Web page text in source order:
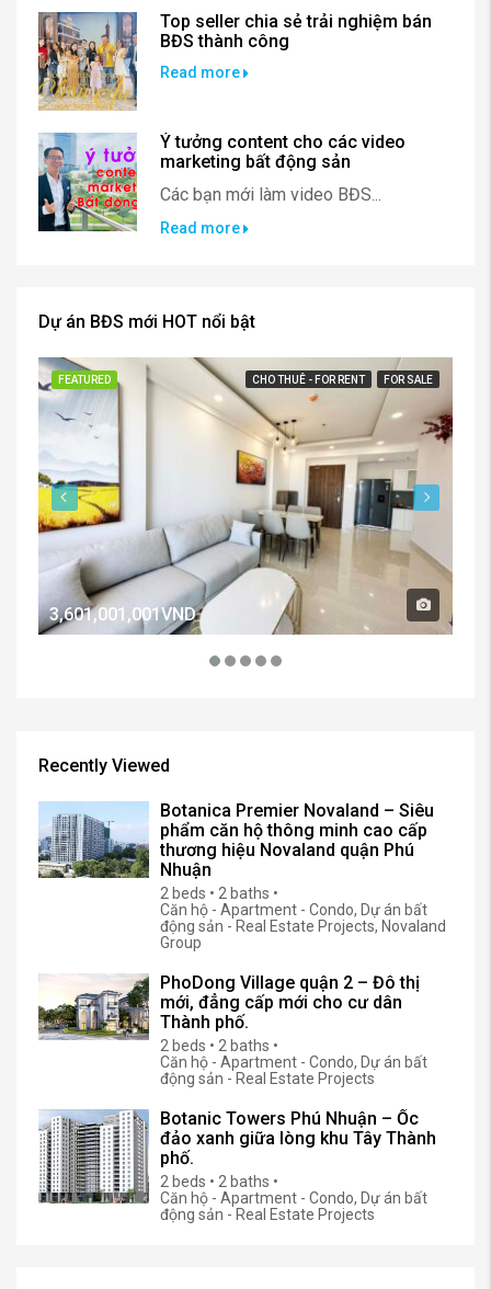
Top seller chia sẻ trải nghiệm bán
BĐS thành công
Read more
Ý tưởng content cho các video
marketing bất động sản
Các bạn mới làm video BĐS...
Read more
Dự án BĐS mới HOT nổi bật
FEATURED CHO THUÊ - FOR RENT FOR SALE
3,601,001,001VND
Recently Viewed
Botanica Premier Novaland – Siêu
phẩm căn hộ thông minh cao cấp
thương hiệu Novaland quận Phú
Nhuận
2 beds • 2 baths •
Căn hộ - Apartment - Condo, Dự án bất
động sản - Real Estate Projects, Novaland
Group
PhoDong Village quận 2 – Đô thị
mới, đẳng cấp mới cho cư dân
Thành phố.
2 beds • 2 baths •
Căn hộ - Apartment - Condo, Dự án bất
động sản - Real Estate Projects
Botanic Towers Phú Nhuận – Ốc
đảo xanh giữa lòng khu Tây Thành
phố.
2 beds • 2 baths •
Căn hộ - Apartment - Condo, Dự án bất
động sản - Real Estate Projects